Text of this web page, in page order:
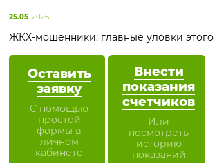
Оставить
заявку
С помощью
простой
формы в
личном
кабинете
Внести
показания
счетчиков
Или
посмотреть
историю
показаний
25.05 2026
ЖКХ-мошенники: главные уловки этого